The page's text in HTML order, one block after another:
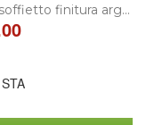
finitura arg...